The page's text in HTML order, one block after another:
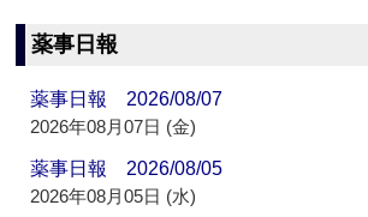
薬事日報
薬事日報 2026/08/07
2026年08月07日 (金)
薬事日報 2026/08/05
2026年08月05日 (水)